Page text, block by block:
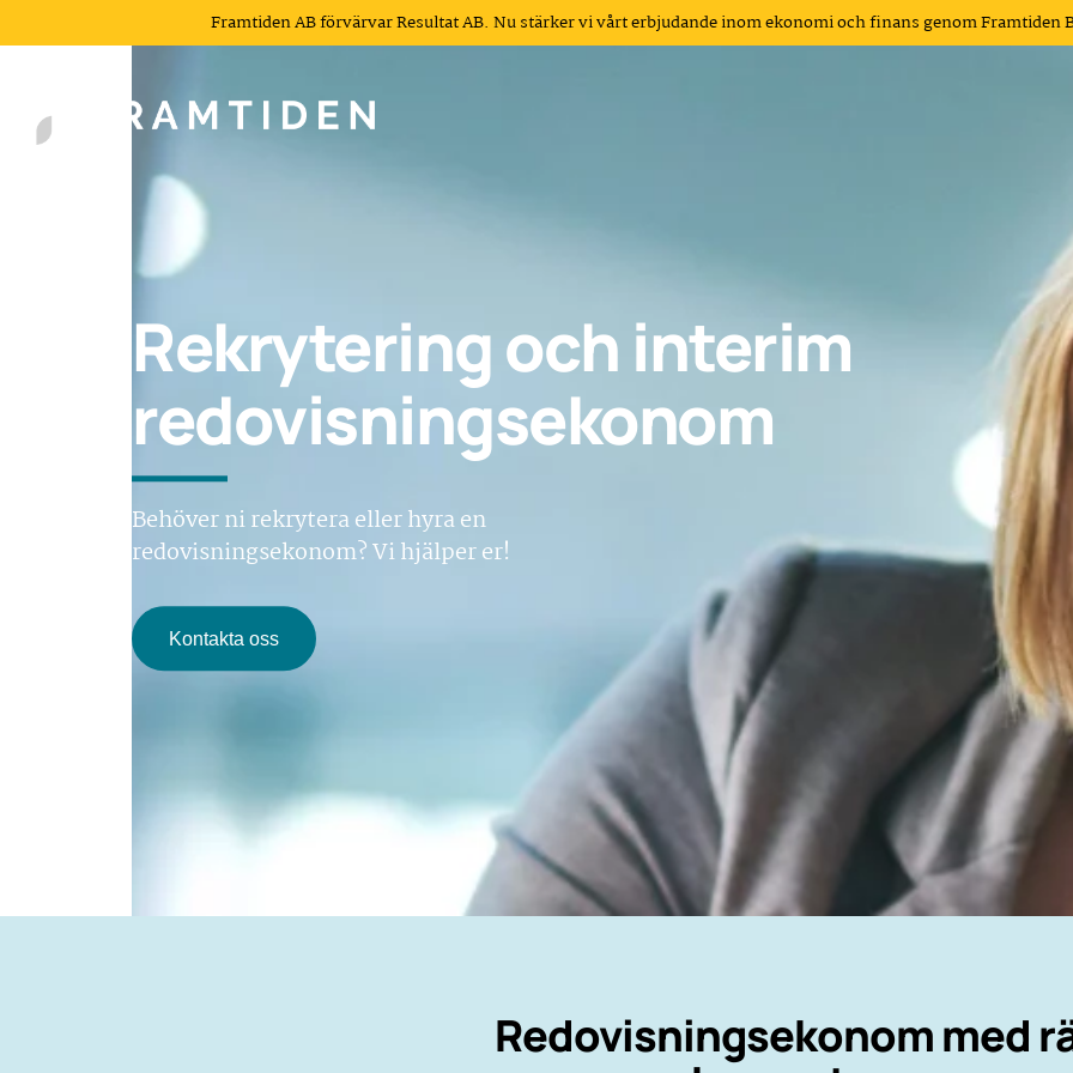
Framtiden AB förvärvar Resultat AB. Nu stärker vi vårt erbjudande inom ekonomi och finans genom Framtiden
Rekrytering och interim
redovisningsekonom
Behöver ni rekrytera eller hyra en
redovisningsekonom? Vi hjälper er!
Kontakta oss
Redovisningsekonom med